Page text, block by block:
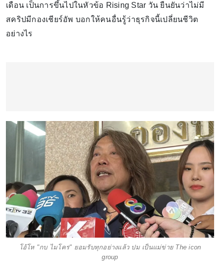
เดือน เป็นการขึ้นไปในหัวข้อ Rising Star วัน ยืนยันว่าไม่มี
สคริปมีกองเชียร์อัพ บอกให้คนอื่นรู้ว่าธุรกิจนี้เปลี่ยนชีวิต
อย่างไร
โอ้โห "กบ ไมโคร" ยอมรับทุกอย่างแล้ว ปม เป็นแม่ข่าย The icon
group